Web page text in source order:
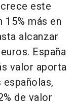
este
15% más en
alcanzar
España
valor aporta
de valor